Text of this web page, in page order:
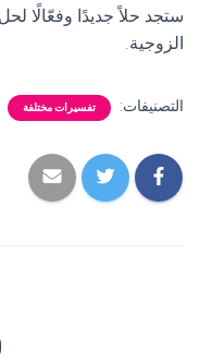
ستجد حلاً جديدًا وفعّالًا
الزوجية.
التصنيفات: تفسيرات مختلفة